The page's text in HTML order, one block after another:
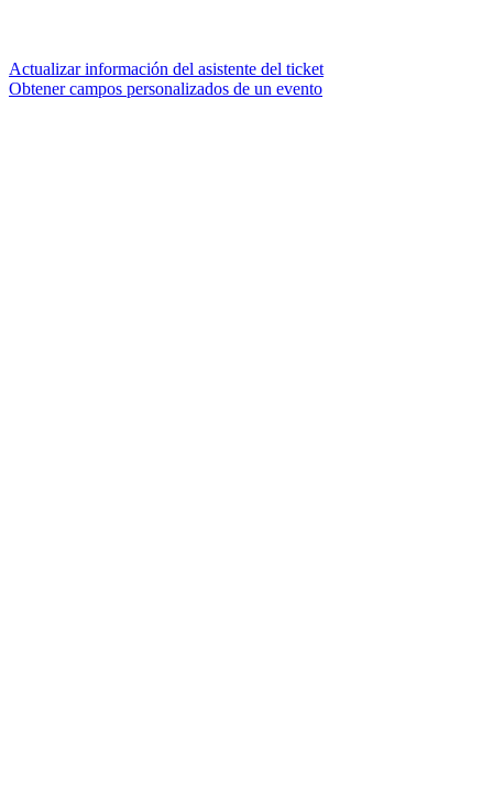
Actualizar información del asistente del ticket
Obtener campos personalizados de un evento